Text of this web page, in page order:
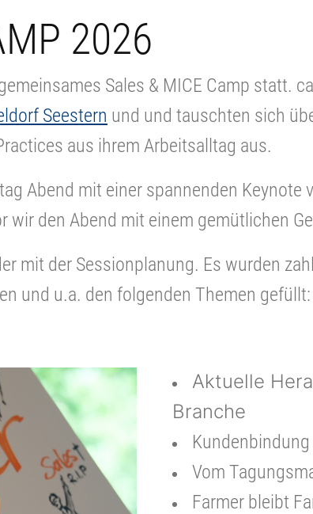
2026
Sales & MICE Camp statt.
Seestern und und tauschten sich
aus ihrem Arbeitsalltag aus.
Abend mit einer spannenden Keynote
wir den Abend mit einem gemütlichen
mit der Sessionplanung. Es wurden
und u.a. den folgenden Themen gefüllt:
Aktuelle
Branche
Vom
Farmer bleibt